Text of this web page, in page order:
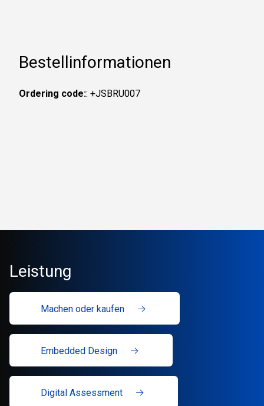
Bestellinformationen
Ordering code:: +JSBRU007
Leistung
Machen oder kaufen
Embedded Design
Digital Assessment